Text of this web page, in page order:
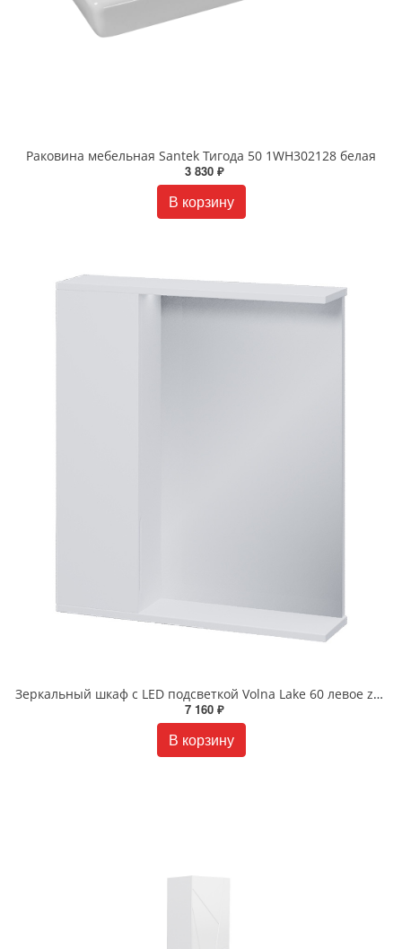
Раковина мебельная Santek Тигода 50 1WH302128 белая
3 830 ₽
В корзину
Зеркальный шкаф с LED подсветкой Volna Lake 60 левое zsLAKE60.L-01 белый
7 160 ₽
В корзину